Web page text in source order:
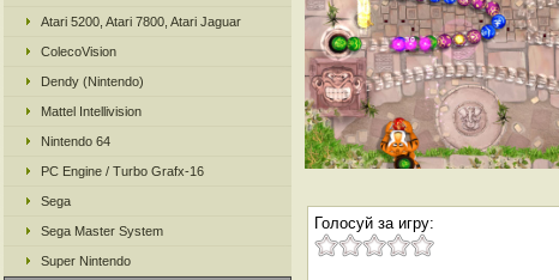
Atari 5200, Atari 7800, Atari Jaguar
ColecoVision
Dendy (Nintendo)
Mattel Intellivision
Nintendo 64
PC Engine / Turbo Grafx-16
Sega
Sega Master System
Super Nintendo
Голосуй за игру: